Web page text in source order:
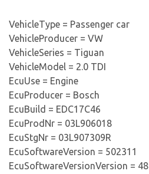
VehicleType = Passenger car
VehicleProducer = VW
VehicleSeries = Tiguan
VehicleModel = 2.0 TDI
EcuUse = Engine
EcuProducer = Bosch
EcuBuild = EDC17C46
EcuProdNr = 03L906018
EcuStgNr = 03L907309R
EcuSoftwareVersion = 502311
EcuSoftwareVersionVersion =